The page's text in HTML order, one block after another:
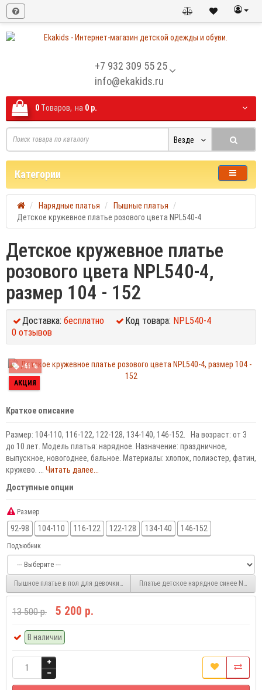
+7 932 309 55 25
info@ekakids.ru
0 Tоваров, на 0 р.
Везде
Категории
Нарядные платья
Пышные платья
Детское кружевное платье розового цвета NPL540-4
Детское кружевное платье
розового цвета NPL540-4,
размер 104 - 152
Доставка: бесплатно Код товара: NPL540-4
0 отзывов
-61 %
АКЦИЯ
Краткое описание
Размер: 104-110, 116-122, 122-128, 134-140, 146-152. На возраст: от 3
до 10 лет. Модель платья: нарядное. Назначение: праздничное,
выпускное, новогоднее, бальное. Материалы: хлопок, полиэстер, фатин,
кружево. ... Читать далее...
Доступные опции
Размер
92-98 104-110 116-122 122-128 134-140 146-152
Подъюбник
Пышное платье в пол для девочки NPL537-1Платье детское нарядное синее
13 500 р. 5 200 р.
В наличии